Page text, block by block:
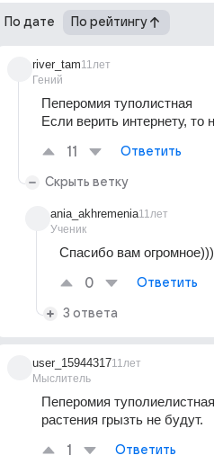
По дате По рейтингу
river_tam
Гений
11лет
Пеперомия туполистная
Если верить интернету, то
11 Ответить
Скрыть ветку
ania_akhremenia
Ученик
11лет
Спасибо вам
0 Ответить
3 ответа
user_15944317
Мыслитель
11лет
Пеперомия
растения грызть не будут.
1 Ответить